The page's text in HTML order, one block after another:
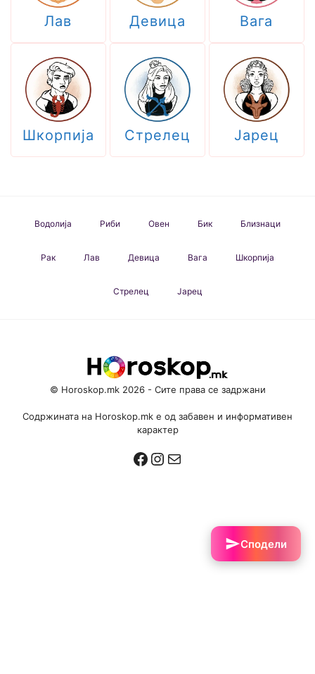
Лав Девица Вага
Шкорпија Стрелец Јарец
Водолија Риби Овен Бик Близнаци
Рак Лав Девица Вага Шкорпија
Стрелец Јарец
© Horoskop.mk 2026 - Сите права се задржани
Содржината на Horoskop.mk е од забавен и информативен
карактер
Facebook
Instagram
Mail
Сподели